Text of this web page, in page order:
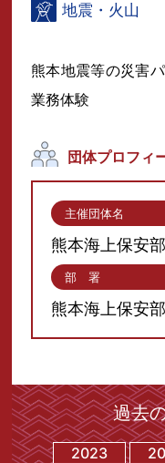
地震・火山
熊本地震等の災害
業務体験
団体プロフィ
主催団体名
熊本海上保安部
部 署
熊本海上保安部
過去
2023